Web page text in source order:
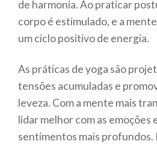
de harmonia. Ao praticar
corpo é estimulado, e a
um ciclo positivo de energia.
As práticas de yoga são
tensões acumuladas e
leveza. Com a mente mais
lidar melhor com as emoções
sentimentos mais profundos.